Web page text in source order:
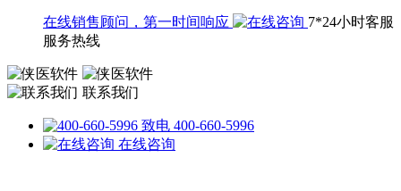
在线销售顾问，第一时间响应
7*24小时客服
服务热线
联系我们
致电 400-660-5996
在线咨询